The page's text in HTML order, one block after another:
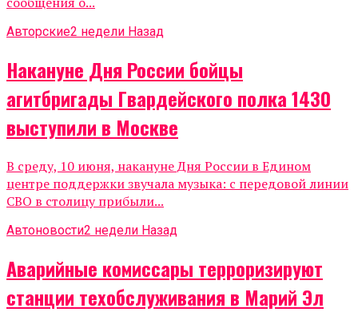
Авторские2 недели Назад
Накануне Дня России бойцы
агитбригады Гвардейского полка 1430
выступили в Москве
В среду, 10 июня, накануне Дня России в Едином
центре поддержки звучала музыка: с передовой линии
СВО в столицу прибыли...
Автоновости2 недели Назад
Аварийные комиссары терроризируют
станции техобслуживания в Марий Эл